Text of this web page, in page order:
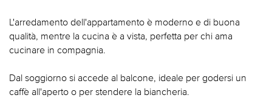
L'arredamento dell'appartamento è moderno e di buona
qualità, mentre la cucina è a vista, perfetta per chi ama
cucinare in compagnia.
Dal soggiorno si accede al balcone, ideale per godersi un
caffè all'aperto o per stendere la biancheria.